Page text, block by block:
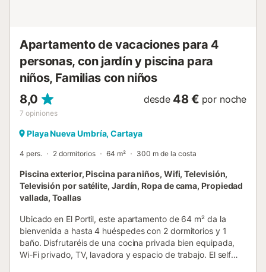
Apartamento de vacaciones para 4
personas, con jardín y piscina para
niños, Familias con niños
8,0
7 opiniones
desde 48 € por noche
Playa Nueva Umbría, Cartaya
4 pers. 2 dormitorios 64 m² 300 m de la costa
Piscina exterior, Piscina para niños, Wifi, Televisión,
Televisión por satélite, Jardín, Ropa de cama, Propiedad
vallada, Toallas
Ubicado en El Portil, este apartamento de 64 m² da la
bienvenida a hasta 4 huéspedes con 2 dormitorios y 1
baño. Disfrutaréis de una cocina privada bien equipada,
Wi-Fi privado, TV, lavadora y espacio de trabajo. El self